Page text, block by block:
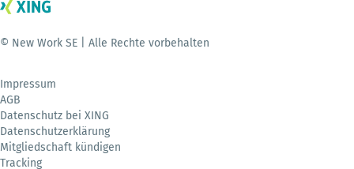
© New Work SE | Alle Rechte vorbehalten
Impressum
AGB
Datenschutz bei XING
Datenschutzerklärung
Mitgliedschaft kündigen
Tracking